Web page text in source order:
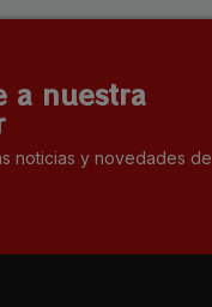
a nuestra
noticias y novedades de